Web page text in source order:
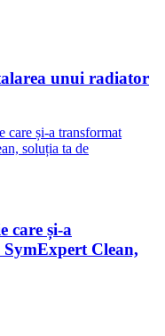
unui radiator
care și-a
Clean,